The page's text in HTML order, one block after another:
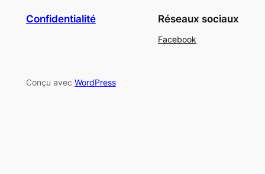
Confidentialité Réseaux sociaux
Facebook
Conçu avec WordPress